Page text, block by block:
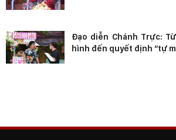
Đạo diễn Chánh Trực:
hình đến quyết định “tự